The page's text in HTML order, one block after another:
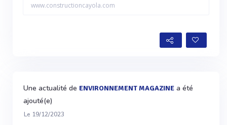
www.constructioncayola.com
Une actualité de ENVIRONNEMENT MAGAZINE a été
ajouté(e)
Le 19/12/2023